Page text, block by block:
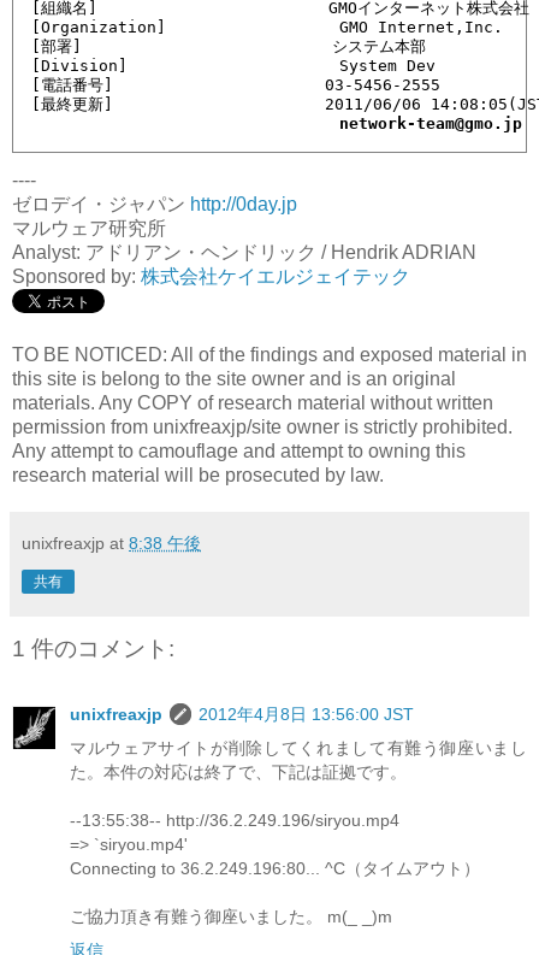
[組織名]                        GMOインターネット株式会社
[Organization]                  GMO Internet,Inc.
[部署]                          システム本部
[Division]                      System Dev
[電話番号]                      03-5456-2555
[最終更新]                      2011/06/06
network-team@gmo.jp
----
ゼロデイ・ジャパン http://0day.jp
マルウェア研究所
Analyst: アドリアン・ヘンドリック / Hendrik ADRIAN
Sponsored by: 株式会社ケイエルジェイテック
TO BE NOTICED: All of the findings and exposed material in
this site is belong to the site owner and is an original
materials. Any COPY of research material without written
permission from unixfreaxjp/site owner is strictly prohibited.
Any attempt to camouflage and attempt to owning this
research material will be prosecuted by law.
unixfreaxjp at 8:38 午後
共有
1 件のコメント:
unixfreaxjp
2012年4月8日 13:56:00 JST
マルウェアサイトが削除してくれまして有難う御座いまし
た。本件の対応は終了で、下記は証拠です。
--13:55:38-- http://36.2.249.196/siryou.mp4
=> `siryou.mp4'
Connecting to 36.2.249.196:80... ^C（タイムアウト）
ご協力頂き有難う御座いました。 m(_ _)m
返信